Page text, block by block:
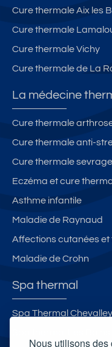
Nous utilisons
Cure thermale Aix les
Cure thermale
Cure thermale Vichy
Cure thermale de La
La médecine
Cure thermale
Cure thermale anti-
Cure thermale
Eczéma et cure
Asthme infantile
Maladie de Raynaud
Affections cutanées
Maladie de Crohn
Spa thermal
Spa Thermal